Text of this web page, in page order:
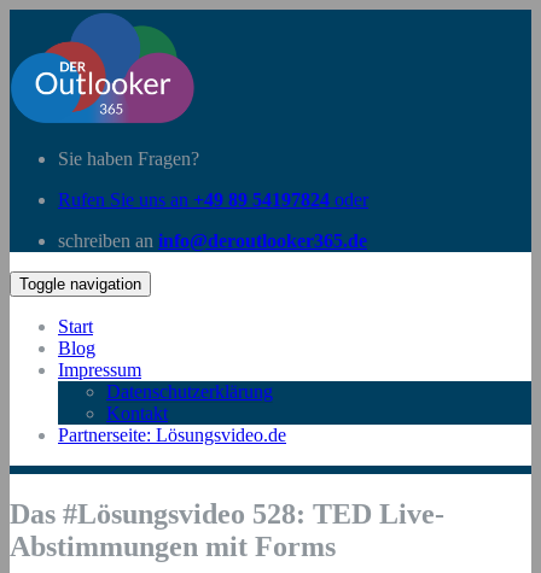
Sie haben Fragen?
Rufen Sie uns an +49 89 54197824 oder
schreiben an info@deroutlooker365.de
Toggle navigation
Start
Blog
Impressum
Datenschutzerklärung
Kontakt
Partnerseite: Lösungsvideo.de
Das #Lösungsvideo 528: TED Live-
Abstimmungen mit Forms